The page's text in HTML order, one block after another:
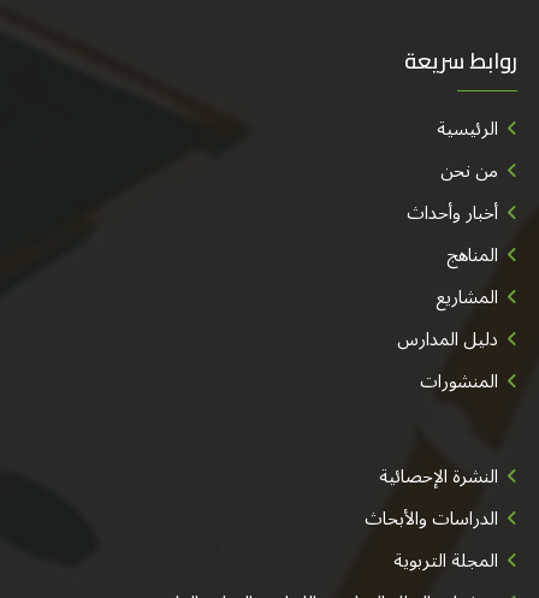
روابط سريعة
الرئيسية
من نحن
أخبار وأحداث
المناهج
المشاريع
دليل المدارس
المنشورات
النشرة الإحصائية
الدراسات والأبحاث
المجلة التربوية